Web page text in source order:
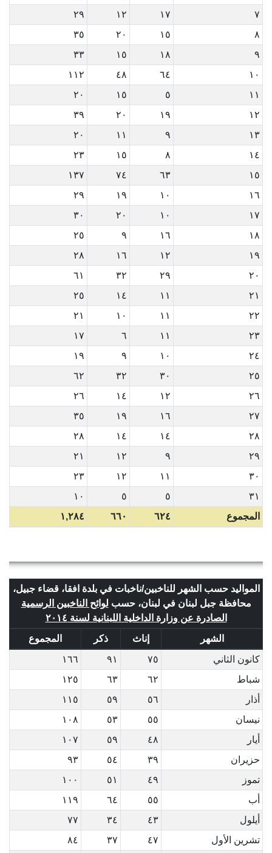
٧
١٧ ١٢
٢٩
٨
١٥ ٢٠
٣٥
٩
١٨ ١٥
٣٣
١٠
٦٤ ٤٨
١١٢
١١
٥ ١٥
٢٠
١٢
١٩ ٢٠
٣٩
١٣
٩ ١١
٢٠
١٤
٨ ١٥
٢٣
١٥
٦٣ ٧٤
١٣٧
١٦
١٠ ١٩
٢٩
١٧
١٠ ٢٠
٣٠
١٨
١٦ ٩
٢٥
١٩
١٢ ١٦
٢٨
٢٠
٢٩ ٣٢
٦١
٢١
١١ ١٤
٢٥
٢٢
١١ ١٠
٢١
٢٣
١١ ٦
١٧
٢٤
١٠ ٩
١٩
٢٥
٣٠ ٣٢
٦٢
٢٦
١٢ ١٤
٢٦
٢٧
١٦ ١٩
٣٥
٢٨
١٤ ١٤
٢٨
٢٩
٩ ١٢
٢١
٣٠
١١ ١٢
٢٣
٣١
٥ ٥
١٠
المجموع
٦٢٤ ٦٦٠ ١,٢٨٤
المواليد حسب الشهر للناخبين/ناخبات في بلدة افقا، قضاء جبيل،
محافظة جبل لبنان في لبنان، حسب لوائح الناخبين الرسمية
الصادرة عن وزارة الداخلية اللبنانية لسنة ٢٠١٤
الشهر
إناث ذكر
المجموع
كانون الثاني
٧٥ ٩١
١٦٦
شباط
٦٢ ٦٣
١٢٥
أذار
٥٦ ٥٩
١١٥
نيسان
٥٥ ٥٣
١٠٨
أيار
٤٨ ٥٩
١٠٧
حزيران
٣٩ ٥٤
٩٣
تموز
٤٩ ٥١
١٠٠
أب
٥٥ ٦٤
١١٩
أيلول
٤٣ ٣٤
٧٧
تشرين الأول
٤٧ ٣٧ ٨٤